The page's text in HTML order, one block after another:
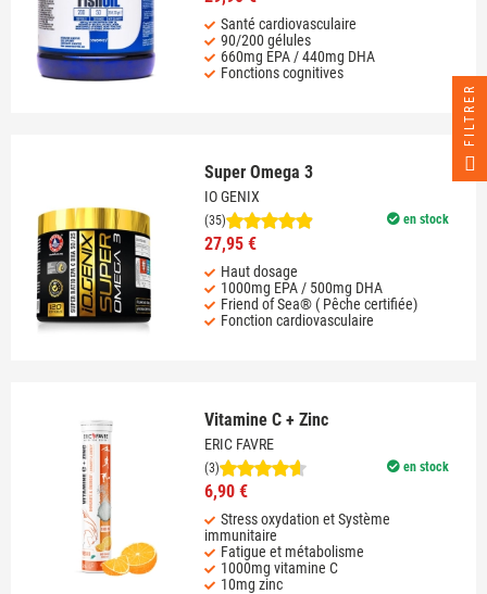
Santé cardiovasculaire
90/200 gélules
660mg EPA / 440mg DHA
Fonctions cognitives
Super Omega 3
IO GENIX
en stock
(35)
27,95 €
Haut dosage
1000mg EPA / 500mg DHA
Friend of Sea® ( Pêche certifiée)
Fonction cardiovasculaire
Vitamine C + Zinc
ERIC FAVRE
en stock
(3)
6,90 €
Stress oxydation et Système
immunitaire
Fatigue et métabolisme
1000mg vitamine C
10mg zinc
FILTRER